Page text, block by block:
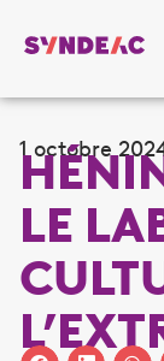
1 octobre
LE